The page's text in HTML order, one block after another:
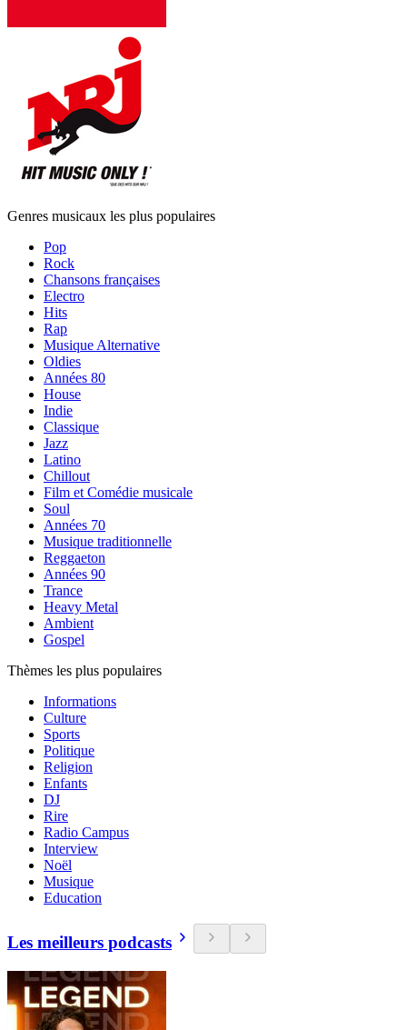
Genres musicaux les plus populaires
Pop
Rock
Chansons françaises
Electro
Hits
Rap
Musique Alternative
Oldies
Années 80
House
Indie
Classique
Jazz
Latino
Chillout
Film et Comédie musicale
Soul
Années 70
Musique traditionnelle
Reggaeton
Années 90
Trance
Heavy Metal
Ambient
Gospel
Thèmes les plus populaires
Informations
Culture
Sports
Politique
Religion
Enfants
DJ
Rire
Radio Campus
Interview
Noël
Musique
Education
Les meilleurs podcasts